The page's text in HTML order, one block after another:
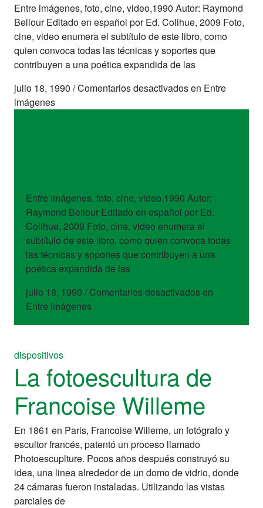
Entre imágenes, foto, cine, video,1990 Autor: Raymond
Bellour Editado en español por Ed. Colihue, 2009 Foto,
cine, video enumera el subtítulo de este libro, como
quien convoca todas las técnicas y soportes que
contribuyen a una poética expandida de las
julio 18, 1990 /Comentarios desactivadosen Entre
imágenes
Entre imágenes, foto, cine, video,1990 Autor:
Raymond Bellour Editado en español por Ed.
Colihue, 2009 Foto, cine, video enumera el
subtítulo de este libro, como quien convoca todas
las técnicas y soportes que contribuyen a una
poética expandida de las
julio 18, 1990 / Comentarios desactivadosen
Entre imágenes
dispositivos
La fotoescultura de
Francoise Willeme
En 1861 en Paris, Francoise Willeme, un fotógrafo y
escultor francés, patentó un proceso llamado
Photoescuplture. Pocos años después construyó su
idea, una linea alrededor de un domo de vidrio, donde
24 cámaras fueron instaladas. Utilizando las vistas
parciales de